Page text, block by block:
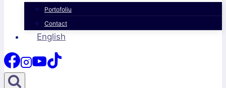
Portofoliu
Contact
English